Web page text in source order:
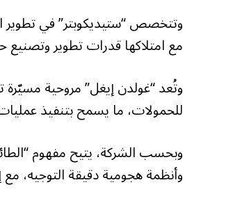
وتتخصص “ستيديكوبتر” في تطوير
مع امتلاكها قدرات تطوير
وتُعد “غولدن إيغل” مروحية مسيّرة
للحمولات، ما يسمح بتنفيذ
وبحسب الشركة، يتيح مفهوم
وأنظمة هجومية دقيقة التوجيه،